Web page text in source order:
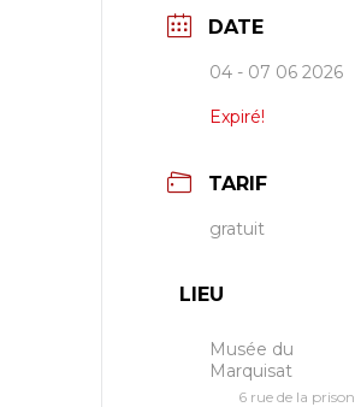
DATE
04 - 07 06 2026
Expiré!
TARIF
gratuit
LIEU
Musée du
Marquisat
6 rue de la prison,